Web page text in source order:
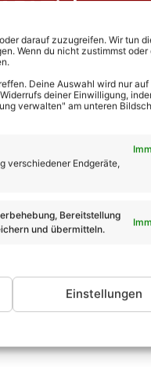
darauf zuzugreifen. Wir tun
Wenn du nicht zustimmst oder
Deine Auswahl wird nur auf
deiner Einwilligung,
verwalten" am unteren
verschiedener Endgeräte,
Bereitstellung
und übermitteln.
Einstellungen
Tickets
von TABI sichern!
als vielversprechende
ihre moderne
Begeisterung für den
Erst vor etwas mehr
musikalisch